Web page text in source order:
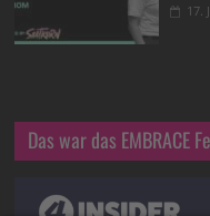
17.
Das war das EMBRACE